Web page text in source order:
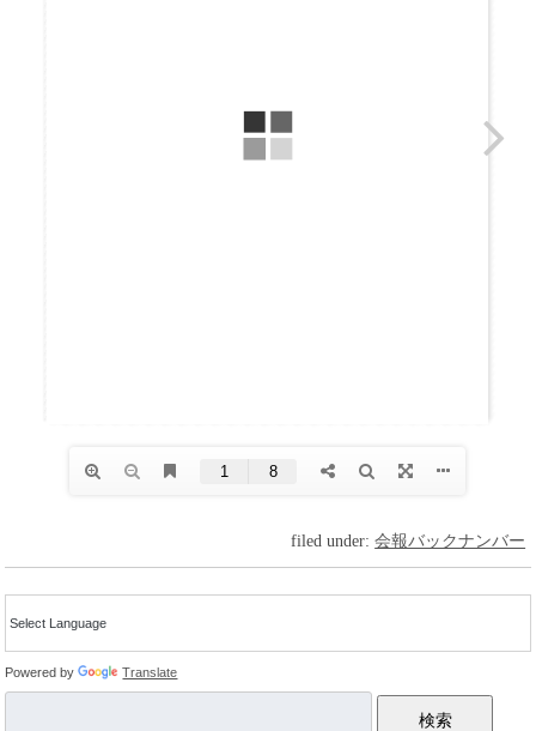
filed under:会報バックナンバー
Powered by Translate
検索